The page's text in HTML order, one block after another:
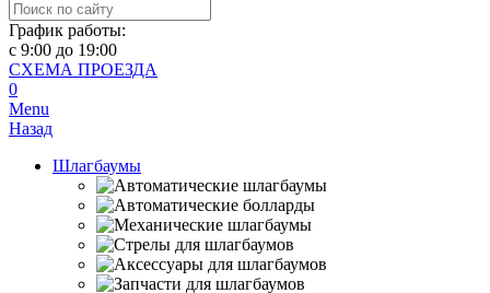
График работы:
с 9:00 до 19:00
СХЕМА ПРОЕЗДА
0
Menu
Назад
Шлагбаумы